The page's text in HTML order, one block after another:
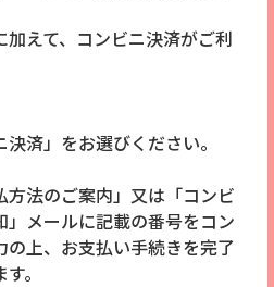
えて、コンビニ決済がご利
済」をお選びください。
方法のご案内」又は「コンビ
メールに記載の番号をコン
の上、お支払い手続きを完了
。